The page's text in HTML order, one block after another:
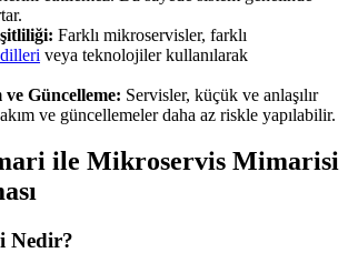
Farklı mikroservisler, farklı
veya teknolojiler kullanılarak
ve Güncelleme: Servisler, küçük ve anlaşılır
ve güncellemeler daha az riskle yapılabilir.
ile Mikroservis Mimarisi
Nedir?